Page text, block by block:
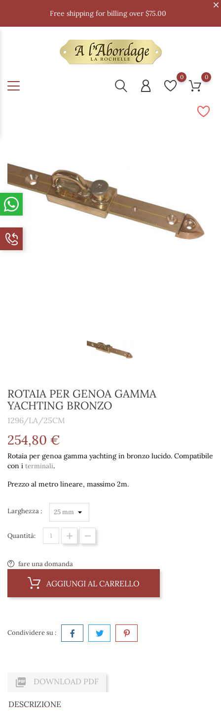
Free shipping for billing over $75.00
0 0
ROTAIA PER GENOA GAMMA
YACHTING BRONZO
1296/LA/25CM
254,80 €
Rotaia per genoa gamma yachting in bronzo lucido. Compatibile
con i terminali.
Prezzo al metro lineare, massimo 2m.
Larghezza :
Quantità:
fare una domanda
AGGIUNGI AL CARRELLO
Condividere su :
 DOWNLOAD PDF
DESCRIZIONE